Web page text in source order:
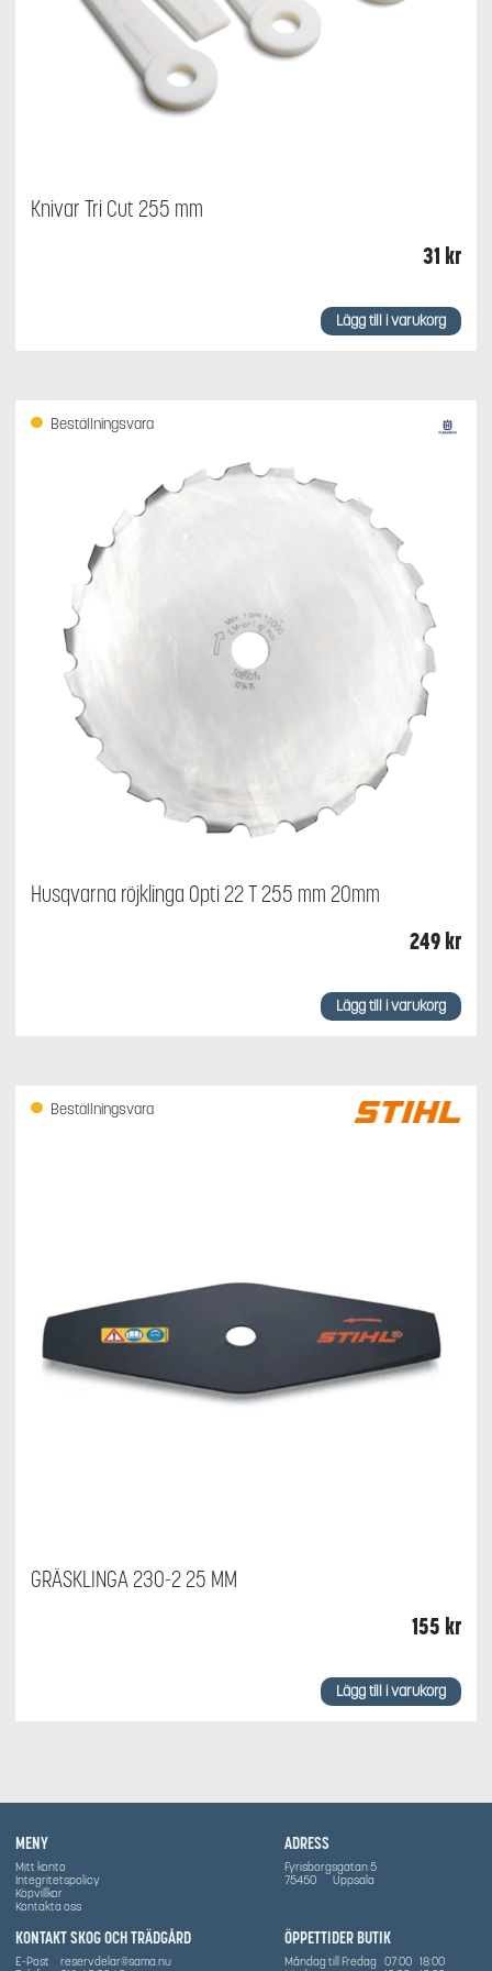
Knivar Tri Cut 255 mm
31 kr
Lägg till i varukorg
Husqvarna röjklinga Opti 22 T 255 mm 20mm
249kr
Beställningsvara
Lägg till i varukorg
GRÄSKLINGA 230-2 25 MM
155 kr
Beställningsvara
Lägg till i varukorg
MENY
Mitt konto
Integritetspolicy
Köpvillkor
Kontakta oss
ÖPPETTIDER BUTIK
Måndag till Fredag 07:00 18:00
ADRESS
Fyrisborgsgatan 5
75450
Uppsala
KONTAKT SKOG OCH TRÄDGÅRD
E-Post
reservdelar@sama.nu